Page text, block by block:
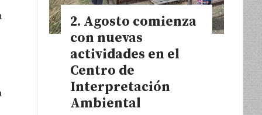
Agosto comienza
con nuevas
actividades en el
Centro de
Interpretación
Ambiental